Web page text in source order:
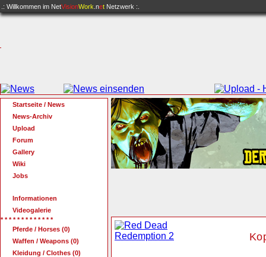
.: Willkommen im NetVisionWork .netNetzwerk :.
Startseite / News
News-Archiv
Upload
Forum
Gallery
Wiki
Jobs
Informationen
Videogalerie
* * * * * * * * * * * * *
Pferde / Horses (0)
Waffen / Weapons (0)
Kleidung / Clothes (0)